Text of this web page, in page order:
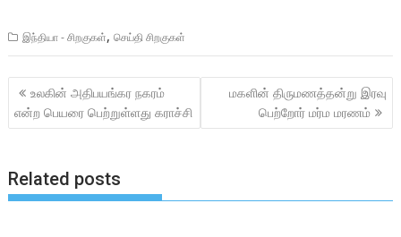
இந்தியா - சிறகுகள்,செய்தி சிறகுகள்
Post
navigation
உலகின் அதிபயங்கர நகரம்
என்ற பெயரை பெற்றுள்ளது கராச்சி
மகளின் திருமணத்தன்று இரவு
பெற்றோர் மர்ம மரணம்
Related posts